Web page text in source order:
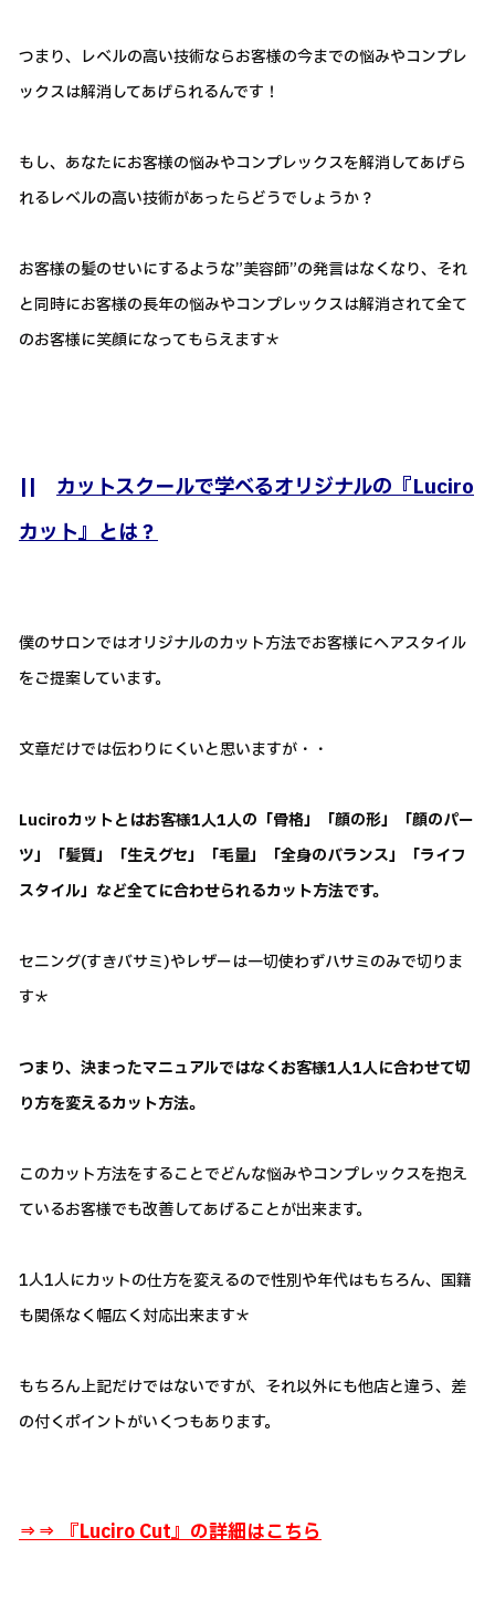
つまり、レベルの高い技術ならお客様の今までの悩みやコンプレ
ックスは解消してあげられるんです！
もし、あなたにお客様の悩みやコンプレックスを解消してあげら
れるレベルの高い技術があったらどうでしょうか？
お客様の髪のせいにするような”美容師”の発言はなくなり、それ
と同時にお客様の長年の悩みやコンプレックスは解消されて全て
のお客様に笑顔になってもらえます＊
|| カットスクールで学べるオリジナルの『Luciro
カット』とは？
僕のサロンではオリジナルのカット方法でお客様にヘアスタイル
をご提案しています。
文章だけでは伝わりにくいと思いますが・・
Luciroカットとはお客様1人1人の「骨格」「顔の形」「顔のパー
ツ」「髪質」「生えグセ」「毛量」「全身のバランス」「ライフ
スタイル」など全てに合わせられるカット方法です。
セニング(すきバサミ)やレザーは一切使わずハサミのみで切りま
す＊
つまり、決まったマニュアルではなくお客様1人1人に合わせて切
り方を変えるカット方法。
このカット方法をすることでどんな悩みやコンプレックスを抱え
ているお客様でも改善してあげることが出来ます。
1人1人にカットの仕方を変えるので性別や年代はもちろん、国籍
も関係なく幅広く対応出来ます＊
もちろん上記だけではないですが、それ以外にも他店と違う、差
の付くポイントがいくつもあります。
⇒⇒ 『Luciro Cut』の詳細はこちら